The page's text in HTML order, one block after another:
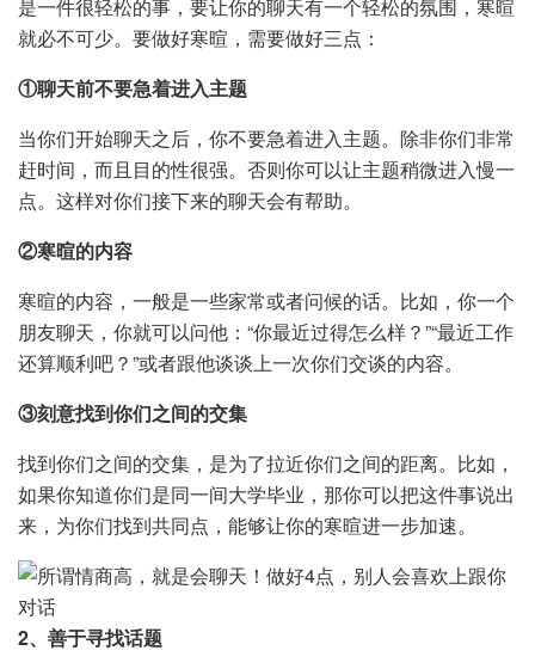
是一件很轻松的事，要让你的聊天有一个轻松的氛围，寒暄
就必不可少。要做好寒暄，需要做好三点：
①聊天前不要急着进入主题
当你们开始聊天之后，你不要急着进入主题。除非你们非常
赶时间，而且目的性很强。否则你可以让主题稍微进入慢一
点。这样对你们接下来的聊天会有帮助。
②寒暄的内容
寒暄的内容，一般是一些家常或者问候的话。比如，你一个
朋友聊天，你就可以问他：“你最近过得怎么样？”“最近工作
还算顺利吧？”或者跟他谈谈上一次你们交谈的内容。
③刻意找到你们之间的交集
找到你们之间的交集，是为了拉近你们之间的距离。比如，
如果你知道你们是同一间大学毕业，那你可以把这件事说出
来，为你们找到共同点，能够让你的寒暄进一步加速。
2、善于寻找话题